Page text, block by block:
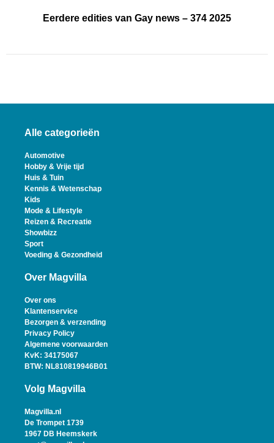
Eerdere edities van Gay news – 374 2025
Alle categorieën
Automotive
Hobby & Vrije tijd
Huis & Tuin
Kennis & Wetenschap
Kids
Mode & Lifestyle
Reizen & Recreatie
Showbizz
Sport
Voeding & Gezondheid
Over Magvilla
Over ons
Klantenservice
Bezorgen & verzending
Privacy Policy
Algemene voorwaarden
KvK: 34175067
BTW: NL810819946B01
Volg Magvilla
Magvilla.nl
De Trompet 1739
1967 DB Heemskerk